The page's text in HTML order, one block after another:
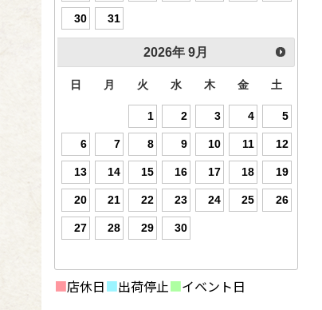
30 31
2026年 9月
日 月 火 水 木 金 土
1 2 3 4 5
6 7 8 9 10 11 12
13 14 15 16 17 18 19
20 21 22 23 24 25 26
27 28 29 30
■店休日■出荷停止■イベント日